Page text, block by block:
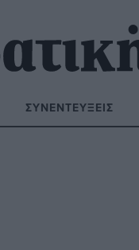
ΣΥΝΕΝΤΕΎΞΕΙΣ